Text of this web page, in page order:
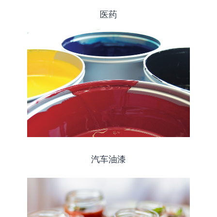
医药
汽车油漆